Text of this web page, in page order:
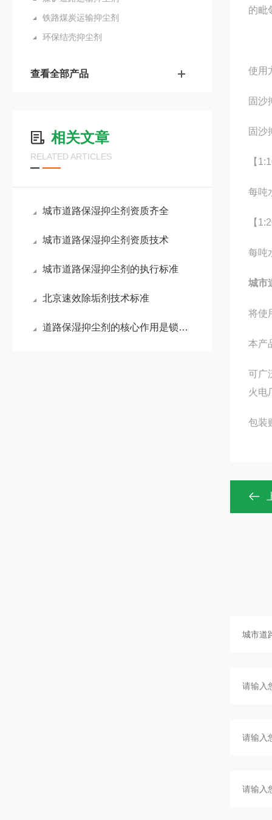
铁路煤炭运输抑尘剂
环保结壳抑尘剂
查看全部产品
相关文章
RELATED ARTICLES
城市道路保湿抑尘剂资质齐全
城市道路保湿抑尘剂资质技术
城市道路保湿抑尘剂的执行标准
北京速效除垢剂技术标准
道路保湿抑尘剂的核心作用是锁住水分
的毗
使用
固沙
固沙
【
每吨
【
每吨
城市
将使
本产
可广
火电
包装